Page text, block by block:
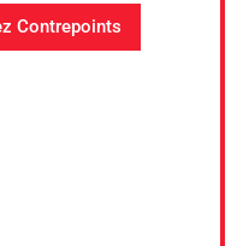
Contrepoints